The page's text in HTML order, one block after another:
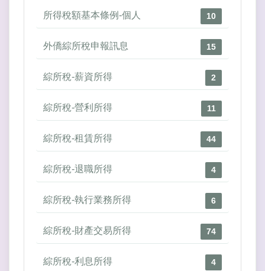
所得稅額基本條例-個人 10
外僑綜所稅申報訊息 15
綜所稅-薪資所得 2
綜所稅-營利所得 11
綜所稅-租賃所得 44
綜所稅-退職所得 4
綜所稅-執行業務所得 6
綜所稅-財產交易所得 74
綜所稅-利息所得 4